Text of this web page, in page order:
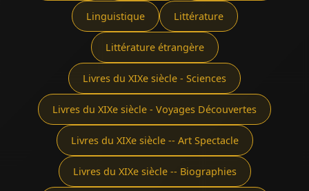
Linguistique Littérature
Littérature étrangère
Livres du XIXe siècle - Sciences
Livres du XIXe siècle - Voyages Découvertes
Livres du XIXe siècle -- Art Spectacle
Livres du XIXe siècle -- Biographies